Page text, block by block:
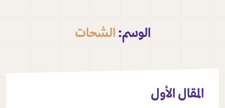
الوسم: الشحات
المقال الأول